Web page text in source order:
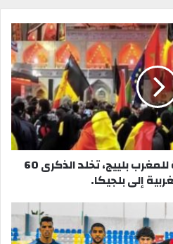
و
ق
ع
ا
ل
و
ي
ب
س
ب
و
ك
بلجيكا...القنصلية العامة للمغرب بلييج، تخلد الذكرى 60
إلى بلجيكا.